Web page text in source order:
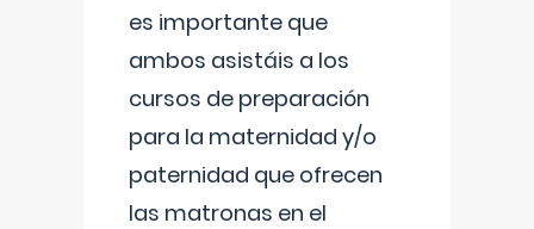
es importante que
ambos asistáis a los
cursos de preparación
para la maternidad y/o
paternidad que ofrecen
las matronas en el